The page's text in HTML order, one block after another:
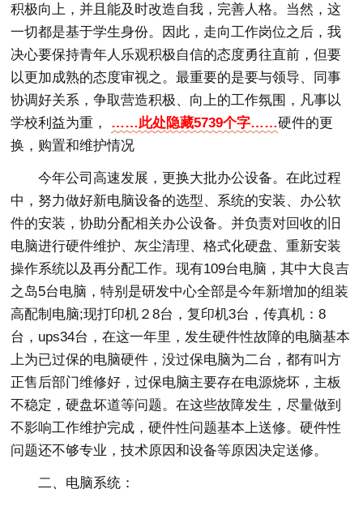
积极向上，并且能及时改造自我，完善人格。当然，这
一切都是基于学生身份。因此，走向工作岗位之后，我
决心要保持青年人乐观积极自信的态度勇往直前，但要
以更加成熟的态度审视之。最重要的是要与领导、同事
协调好关系，争取营造积极、向上的工作氛围，凡事以
学校利益为重， ……此处隐藏5739个字……硬件的更
换，购置和维护情况
今年公司高速发展，更换大批办公设备。在此过程
中，努力做好新电脑设备的选型、系统的安装、办公软
件的安装，协助分配相关办公设备。并负责对回收的旧
电脑进行硬件维护、灰尘清理、格式化硬盘、重新安装
操作系统以及再分配工作。现有109台电脑，其中大良吉
之岛5台电脑，特别是研发中心全部是今年新增加的组装
高配制电脑;现打印机２8台，复印机3台，传真机：8
台，ups34台，在这一年里，发生硬件性故障的电脑基本
上为已过保的电脑硬件，没过保电脑为二台，都有叫方
正售后部门维修好，过保电脑主要存在电源烧坏，主板
不稳定，硬盘坏道等问题。在这些故障发生，尽量做到
不影响工作维护完成，硬件性问题基本上送修。硬件性
问题还不够专业，技术原因和设备等原因决定送修。
二、电脑系统：